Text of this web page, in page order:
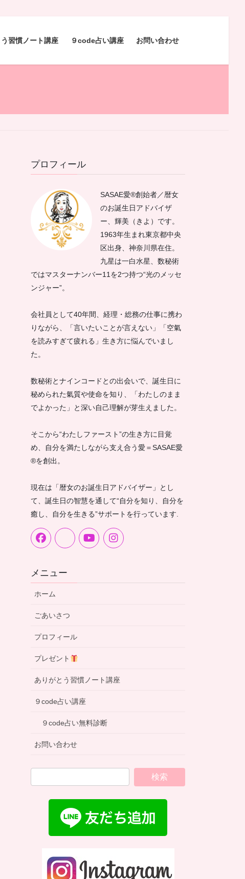
習慣ノート講座 ９code占い講座 お問い合わせ
プロフィール
SASAE愛®︎創始者／暦女
のお誕生日アドバイザ
ー、輝美（きよ）です。
1963年生まれ東京都中央
区出身、神奈川県在住。
九星は一白水星、数秘術
ではマスターナンバー11を2つ持つ“光のメッセ
ンジャー”。
会社員として40年間、経理・総務の仕事に携わ
りながら、「言いたいことが言えない」「空氣
を読みすぎて疲れる」生き方に悩んでいまし
た。
数秘術とナインコードとの出会いで、誕生日に
秘められた氣質や使命を知り、「わたしのまま
でよかった」と深い自己理解が芽生えました。
そこから“わたしファースト”の生き方に目覚
め、自分を満たしながら支え合う愛＝SASAE愛
®︎を創出。
現在は「暦女のお誕生日アドバイザー」とし
て、誕生日の智慧を通して“自分を知り、自分を
癒し、自分を生きる”サポートを行っています.
メニュー
ホーム
ごあいさつ
プロフィール
プレゼント
ありがとう習慣ノート講座
９code占い講座
９code占い無料診断
お問い合わせ